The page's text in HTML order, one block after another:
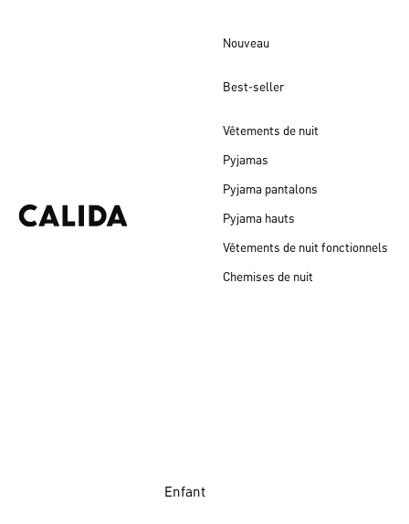
Nouveau
Best-seller
Vêtements de nuit
Pyjamas
Pyjama pantalons
Pyjama hauts
Vêtements de nuit fonctionnels
Chemises de nuit
Enfant